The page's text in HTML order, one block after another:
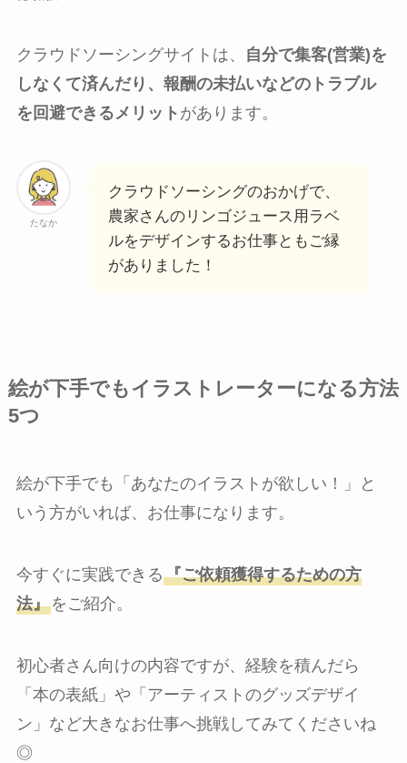
クラウドソーシングサイトは、
自分で集客(営業)を
しなくて済んだり、報酬の未払いなどのトラブル
を回避できるメリット があります。
たなか
クラウドソーシングのおかげで、
農家さんのリンゴジュース用ラベ
ルをデザインするお仕事ともご縁
がありました！
絵が下手でもイラストレーターになる方法
5つ
絵が下手でも「あなたのイラストが欲しい！」と
いう方がいれば、お仕事になります。
今すぐに実践できる『ご依頼獲得するための方
法』をご紹介。
初心者さん向けの内容ですが、経験を積んだら
「本の表紙」や「アーティストのグッズデザイ
ン」など大きなお仕事へ挑戦してみてくださいね
◎